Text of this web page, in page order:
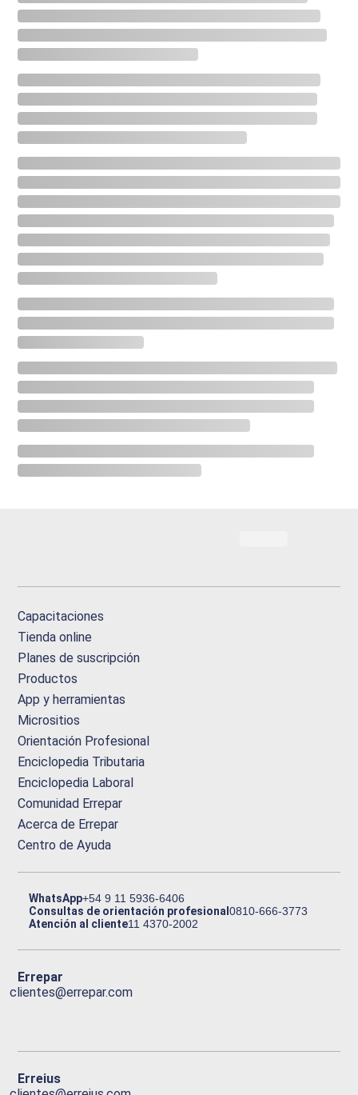
Capacitaciones
Tienda online
Planes de suscripción
Productos
App y herramientas
Micrositios
Orientación Profesional
Enciclopedia Tributaria
Enciclopedia Laboral
Comunidad Errepar
Acerca de Errepar
Centro de Ayuda
WhatsApp+54 9 11 5936-6406
Consultas de orientación profesional0810-666-3773
Atención al cliente11 4370-2002
Errepar
clientes@errepar.com
Erreius